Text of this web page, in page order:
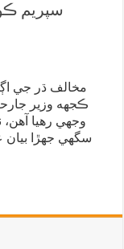
سپريم
مخالف ڌر جي
ڪجهه وزير
وجهي رهيا
سگهي جهڙا بيان